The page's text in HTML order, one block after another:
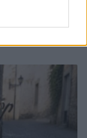
l’allarme per il